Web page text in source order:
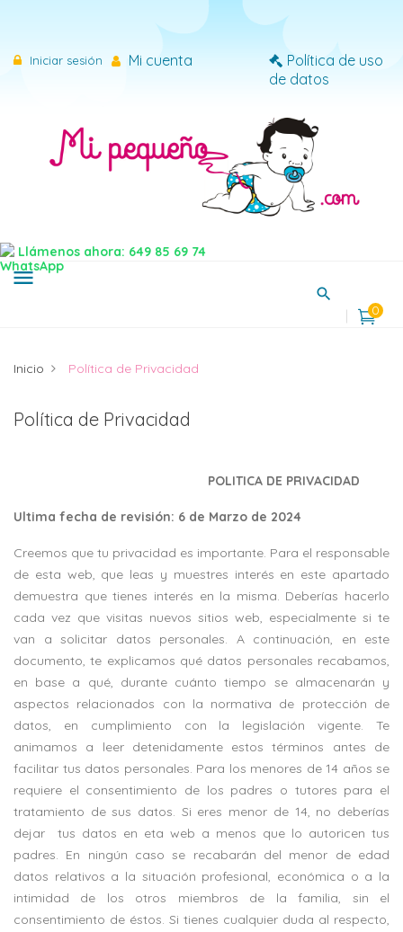
Iniciar sesión Mi cuenta
Política de uso
de datos
Llámenos ahora: 649 85 69 74
menu
0
Inicio Política de Privacidad
Política de Privacidad
POLITICA DE PRIVACIDAD
Ultima fecha de revisión: 6 de Marzo de 2024
Creemos que tu privacidad es importante. Para el responsable
de esta web, que leas y muestres interés en este apartado
demuestra que tienes interés en la misma. Deberías hacerlo
cada vez que visitas nuevos sitios web, especialmente si te
van a solicitar datos personales. A continuación, en este
documento, te explicamos qué datos personales recabamos,
en base a qué, durante cuánto tiempo se almacenarán y
aspectos relacionados con la normativa de protección de
datos, en cumplimiento con la legislación vigente. Te
animamos a leer detenidamente estos términos antes de
facilitar tus datos personales. Para los menores de 14 años se
requiere el consentimiento de los padres o tutores para el
tratamiento de sus datos. Si eres menor de 14, no deberías
dejar tus datos en eta web a menos que lo autoricen tus
padres. En ningún caso se recabarán del menor de edad
datos relativos a la situación profesional, económica o a la
intimidad de los otros miembros de la familia, sin el
consentimiento de éstos. Si tienes cualquier duda al respecto,
Iniciar sesión
Necesitas iniciar sesión para guardar productos en tu
Iniciar sesión